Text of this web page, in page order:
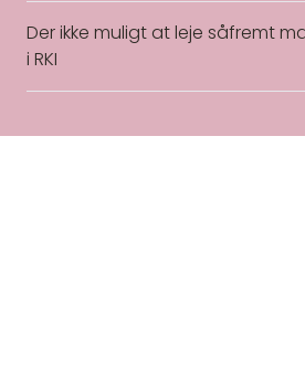
Der ikke muligt at leje såfremt
i RKI